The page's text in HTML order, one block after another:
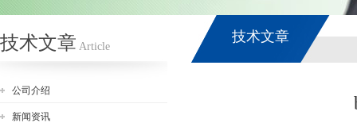
技术文章 Article
公司介绍
新闻资讯
技术文章